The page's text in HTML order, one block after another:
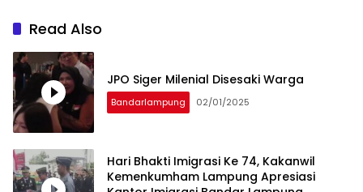
Read Also
JPO Siger Milenial Disesaki Warga
Bandarlampung 02/01/2025
Hari Bhakti Imigrasi Ke 74, Kakanwil
Kemenkumham Lampung Apresiasi